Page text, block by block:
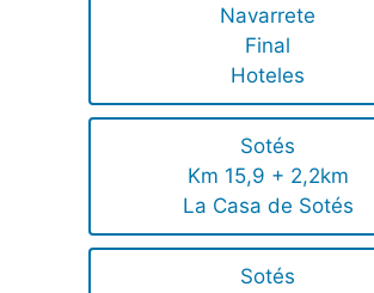
Navarrete
Final
Hoteles
Sotés
Km 15,9 + 2,2km
La Casa de Sotés
Sotés